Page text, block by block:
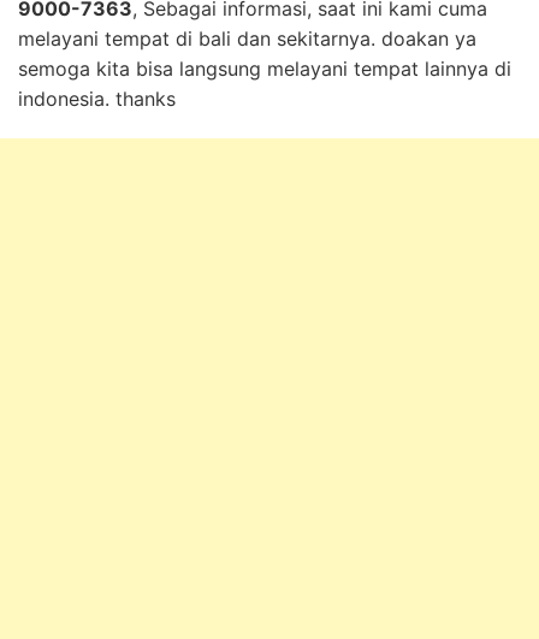
9000-7363, Sebagai informasi, saat ini kami cuma
melayani tempat di bali dan sekitarnya. doakan ya
semoga kita bisa langsung melayani tempat lainnya di
indonesia. thanks